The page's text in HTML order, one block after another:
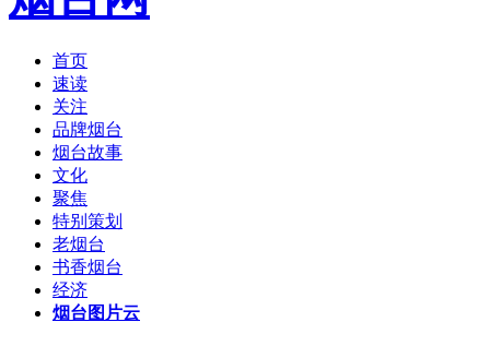
首页
速读
关注
品牌烟台
烟台故事
文化
聚焦
特别策划
老烟台
书香烟台
经济
烟台图片云